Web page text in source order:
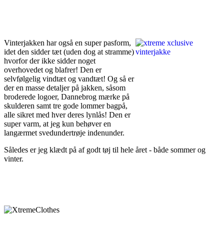
Vinterjakken har også en super pasform,
idet den sidder tæt (uden dog at stramme)
hvorfor der ikke sidder noget
overhovedet og blafrer! Den er
selvfølgelig vindtæt og vandtæt! Og så er
der en masse detaljer på jakken, såsom
broderede logoer, Dannebrog mærke på
skulderen samt tre gode lommer bagpå,
alle sikret med hver deres lynlås! Den er
super varm, at jeg kun behøver en
langærmet svedundertrøje indenunder.
Således er jeg klædt på af godt tøj til hele året - både sommer og
vinter.